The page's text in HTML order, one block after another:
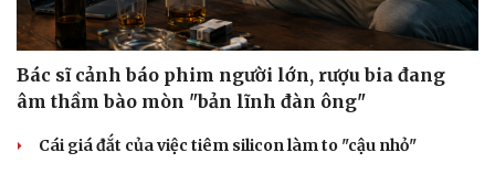
Âm nhạc
Di sản
Sao Việt
Bác sĩ cảnh báo phim người lớn, rượu bia đang
âm thầm bào mòn "bản lĩnh đàn ông"
Cái giá đắt của việc tiêm silicon làm to "cậu nhỏ"